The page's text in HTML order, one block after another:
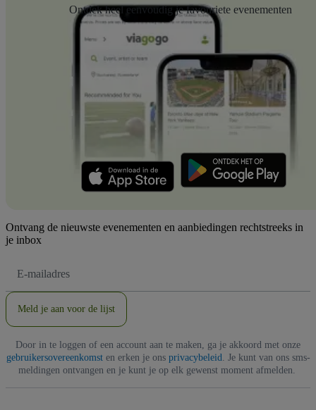
Ontdek heel eenvoudig je favouriete evenementen
Ontvang de nieuwste evenementen en aanbiedingen rechtstreeks in
je inbox
mailadres
Meld je aan voor de lijst
Door in te loggen of een account aan te maken, ga je akkoord met onze
gebruikersovereenkomsten erken je ons privacybeleid . Je kunt van ons sms-
meldingen ontvangen en je kunt je op elk gewenst moment afmelden.